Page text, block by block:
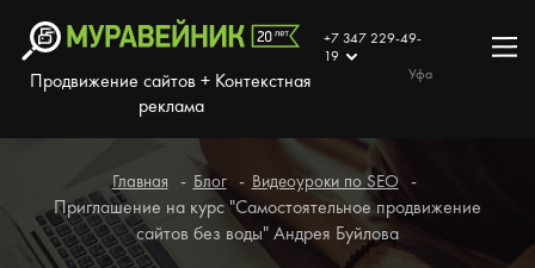
Продвижение сайтов + Контекстная
реклама
+7 347 229-49-
19
Уфа
Главная Блог Видеоуроки по SEO
Приглашение на курс "Самостоятельное продвижение
сайтов без воды" Андрея Буйлова